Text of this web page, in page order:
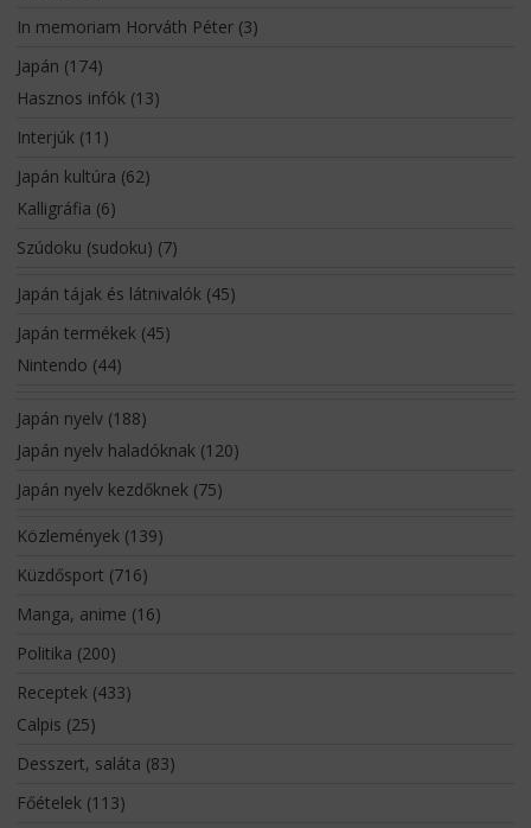
In memoriam Horváth Péter(3)
Japán (174)
Hasznos infók(13)
Interjúk(11)
Japán kultúra (62)
Kalligráfia (6)
Szúdoku (sudoku) (7)
Japán tájak és látnivalók(45)
Japán termékek(45)
Nintendo (44)
Japán nyelv(188)
Japán nyelv haladóknak(120)
Japán nyelv kezdőknek(75)
Közlemények(139)
Küzdősport (716)
Manga, anime (16)
Politika (200)
Receptek(433)
Calpis (25)
Desszert, saláta (83)
Főételek(113)